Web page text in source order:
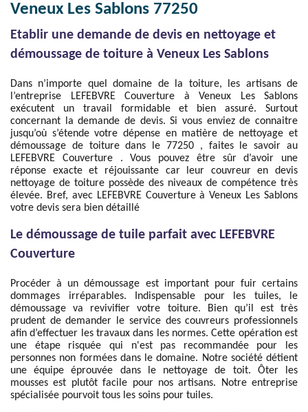
Veneux Les Sablons 77250
Etablir une demande de devis en nettoyage et
démoussage de toiture à Veneux Les Sablons
Dans n’importe quel domaine de la toiture, les artisans de
l’entreprise LEFEBVRE Couverture à Veneux Les Sablons
exécutent un travail formidable et bien assuré. Surtout
concernant la demande de devis. Si vous enviez de connaitre
jusqu’où s’étende votre dépense en matière de nettoyage et
démoussage de toiture dans le 77250 , faites le savoir au
LEFEBVRE Couverture . Vous pouvez être sûr d’avoir une
réponse exacte et réjouissante car leur couvreur en devis
nettoyage de toiture possède des niveaux de compétence très
élevée. Bref, avec LEFEBVRE Couverture à Veneux Les Sablons
votre devis sera bien détaillé
Le démoussage de tuile parfait avec LEFEBVRE
Couverture
Procéder à un démoussage est important pour fuir certains
dommages irréparables. Indispensable pour les tuiles, le
démoussage va revivifier votre toiture. Bien qu’il est très
prudent de demander le service des couvreurs professionnels
afin d’effectuer les travaux dans les normes. Cette opération est
une étape risquée qui n'est pas recommandée pour les
personnes non formées dans le domaine. Notre société détient
une équipe éprouvée dans le nettoyage de toit. Ôter les
mousses est plutôt facile pour nos artisans. Notre entreprise
spécialisée pourvoit tous les soins pour tuiles.